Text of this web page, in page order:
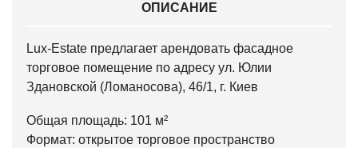
ОПИСАНИЕ
Lux-Estate предлагает арендовать фасадное
торговое помещение по адресу ул. Юлии
Здановской (Ломаносова), 46/1, г. Киев
Общая площадь: 101 м²
Формат: открытое торговое пространство